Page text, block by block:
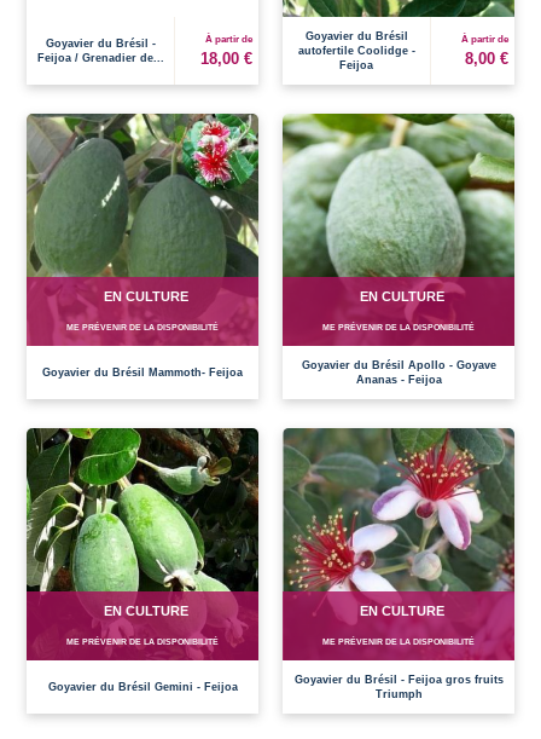
Goyavier du Brésil -
Feijoa / Grenadier de...
À partir de
18,00 €
Goyavier du Brésil
autofertile Coolidge -
Feijoa
À partir de
8,00 €
EN CULTURE
ME PRÉVENIR DE LA DISPONIBILITÉ
Goyavier du Brésil Mammoth- Feijoa
EN CULTURE
ME PRÉVENIR DE LA DISPONIBILITÉ
Goyavier du Brésil Apollo - Goyave
Ananas - Feijoa
EN CULTURE
ME PRÉVENIR DE LA DISPONIBILITÉ
Goyavier du Brésil Gemini - Feijoa
EN CULTURE
ME PRÉVENIR DE LA DISPONIBILITÉ
Goyavier du Brésil - Feijoa gros fruits
Triumph